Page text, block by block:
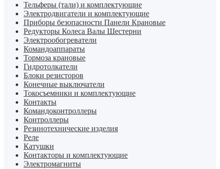
Тельферы (тали) и комплектующие
Электродвигатели и комплектующие
Приборы безопасности Панели Крановые
Редукторы Колеса Валы Шестерни
Электрообогреватели
Командоаппараты
Тормоза крановые
Гидротолкатели
Блоки резисторов
Конечные выключатели
Токосъемники и комплектующие
Контакты
Командоконтроллеры
Контроллеры
Резинотехнические изделия
Реле
Катушки
Контакторы и комплектующие
Электромагниты